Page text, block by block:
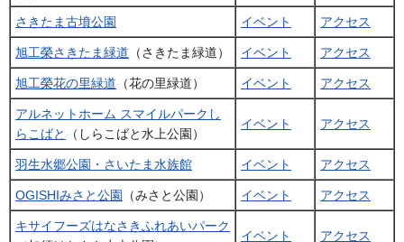
さきたま古墳公園 イベント アクセス
旭工榮さきたま緑道 （さきたま緑道） イベント アクセス
旭工榮花の里緑道 （花の里緑道） イベント アクセス
アルネットホーム スマイルパークし
らこばと
（しらこばと水上公園）
イベント アクセス
羽生水郷公園・さいたま水族館 イベント アクセス
OGISHIみさと公園 （みさと公園） イベント アクセス
キサイフーズはなさきふれあいパーク
イベント アクセス